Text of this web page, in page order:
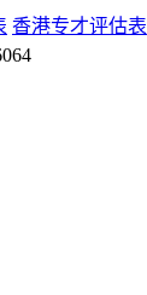
香港专才评估表